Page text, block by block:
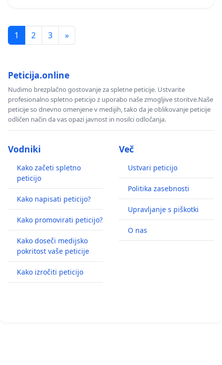
1 2 3 »
Peticija.online
Nudimo brezplačno gostovanje za spletne peticije. Ustvarite
profesionalno spletno peticijo z uporabo naše zmogljive storitve.Naše
peticije so dnevno omenjene v medijih, tako da je oblikovanje peticije
odličen način da vas opazi javnost in nosilci odločanja.
Vodniki
Kako začeti spletno
peticijo
Kako napisati peticijo?
Kako promovirati peticijo?
Kako doseči medijsko
pokritost vaše peticije
Kako izročiti peticijo
Več
Ustvari peticijo
Politika zasebnosti
Upravljanje s piškotki
O nas